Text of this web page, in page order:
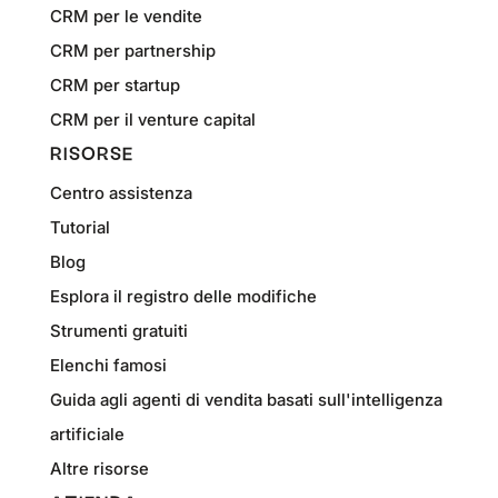
CRM per le vendite
CRM per partnership
CRM per startup
CRM per il venture capital
RISORSE
Centro assistenza
Tutorial
Blog
Esplora il registro delle modifiche
Strumenti gratuiti
Elenchi famosi
Guida agli agenti di vendita basati sull'intelligenza
artificiale
Altre risorse